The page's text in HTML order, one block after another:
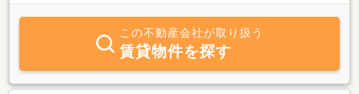
この不動産会社が取り扱う
賃貸物件を探す